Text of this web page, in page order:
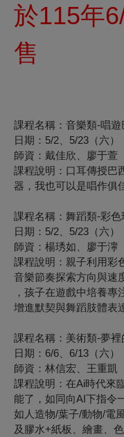
於115年
售
課程名稱：音樂類-唱遊
日期：5/2、5/23（六）
師資：戴佳欣、廖于萱
課程說明：口耳傳授巴
器，我也可以是唱作俱
課程名稱：舞蹈類-彩色
日期：5/2、5/23（六）
師資：楊琇如、廖于濘
課程說明：親子利用彩
音樂節奏探索方向與速
，孩子在遊戲中培養
增進默契與舞蹈肢體表
課程名稱：美術類-夢裡
日期：6/6、6/13（六）
師資：林信宏、王重凱
課程說明：在Ai時代來
能了，如同向AI下指令
如人造物/葉子/動物/電
及膠水+紙板、繪畫、色